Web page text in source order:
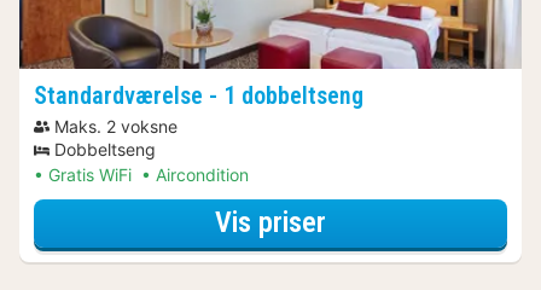
Standardværelse - 1 dobbeltseng
Maks. 2 voksne
Dobbeltseng
Gratis WiFi
Aircondition
Vis priser